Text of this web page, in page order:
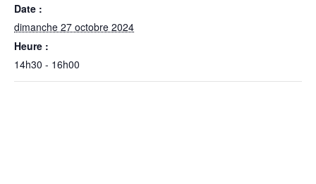
Date :
dimanche 27 octobre 2024
Heure :
14h30 - 16h00